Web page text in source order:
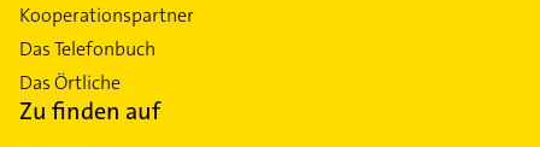
Kooperationspartner
Das Telefonbuch
Das Örtliche
Zu finden auf